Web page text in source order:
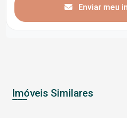
Enviar meu
Imóveis Similares